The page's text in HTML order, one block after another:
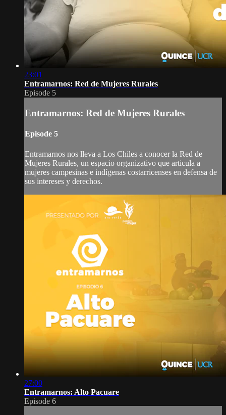
23:01
Entramarnos: Red de Mujeres Rurales
Episode 5
Entramarnos: Red de Mujeres Rurales
Episode 5
Entramarnos nos lleva a Los Chiles a conocer la Red de
Mujeres Rurales, un espacio organizativo que articula a
mujeres campesinas e indígenas costarricenses en defensa de
sus intereses y derechos.
27:00
Entramarnos: Alto Pacuare
Episode 6